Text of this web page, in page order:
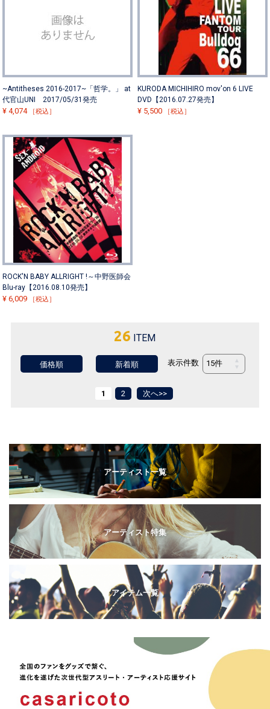
~Antitheses 2016-2017~「哲学。」 at
代官山UNI 2017/05/31発売
¥4,074 ［税込］
KURODA MICHIHIRO mov'on 6 LIVE
DVD【2016.07.27発売】
¥ 5,500 ［税込］
ROCK'N BABY ALLRIGHT !～中野医師会
Blu-ray【2016.08.10発売】
¥6,009 ［税込］
26 ITEM
価格順 新着順 表示件数
1 2 次へ>>
アーティスト一覧
アーティスト特集
アイテム一覧